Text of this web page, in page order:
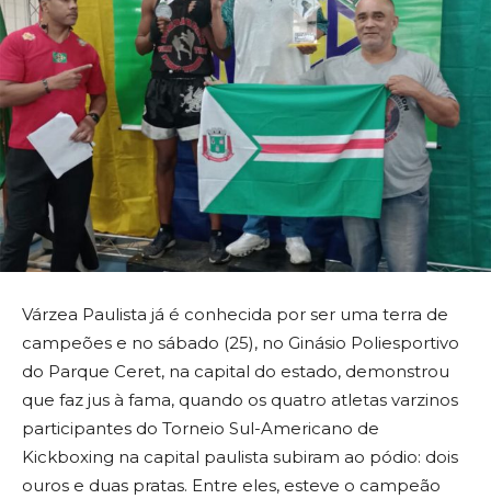
Várzea Paulista já é conhecida por ser uma terra de
campeões e no sábado (25), no Ginásio Poliesportivo
do Parque Ceret, na capital do estado, demonstrou
que faz jus à fama, quando os quatro atletas varzinos
participantes do Torneio Sul-Americano de
Kickboxing na capital paulista subiram ao pódio: dois
ouros e duas pratas. Entre eles, esteve o campeão